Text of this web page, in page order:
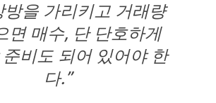
방을 가리키고 거래량
면 매수, 단 단호하게
비도 되어 있어야 한
다.”